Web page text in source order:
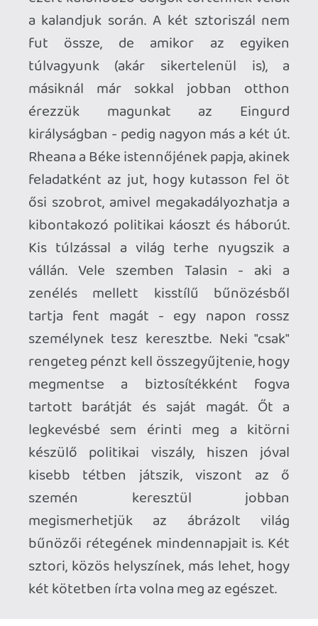
A másik oka a mű terjedelmességének az,
hogy ez egy open world játékkönyv, a
kifejezés legklasszikusabb értelmében. A
térképet az olvasás során gyakorlatilag
rongyosra fogjuk forgatni, mert a
helyszínek más történetekkel
ellentétben nem csak azért szerepelnek
rajta, hogy kerek legyen a világ, hanem
azért, mert minden egyes pont
meglátogatható, akár többször is.
Szkeptikus vagy azzal kapcsolatban, hogy
ez működik-e? Én ha nem is kételkedtem,
de mindenképpen kiváncsi voltam arra,
hogyan lehet megoldani azt, hogy ne
végtelen loopokat fussunk, ami a kihívást
is gallyra vágná. Ezt a szerző azzal oldotta
meg, hogy Rheanának és Talasinnak is
csak korlátozott számú nap áll a
rendelkezésére, és minden egyes
napváltásnál le kell jegyeznie a
játékosnak, hogy éppen hol tart. A papnő
az új király megkoronázásáig kap csak
lehetőséget arra, hogy kutasson a